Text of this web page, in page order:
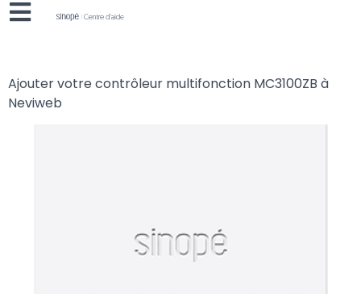
Ajouter votre contrôleur multifonction MC3100ZB à
Neviweb